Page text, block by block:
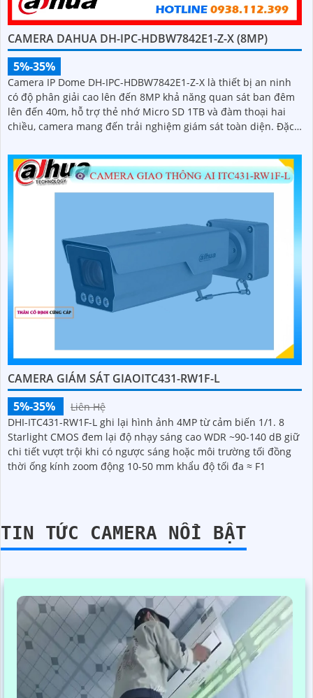
CAMERA DAHUA DH-IPC-HDBW7842E1-Z-X (8MP)
5%-35%
Camera IP Dome DH-IPC-HDBW7842E1-Z-X là thiết bị an ninh
có độ phân giải cao lên đến 8MP khả năng quan sát ban đêm
lên đến 40m, hỗ trợ thẻ nhớ Micro SD 1TB và đàm thoại hai
chiều, camera mang đến trải nghiệm giám sát toàn diện. Đặc
và đếm người giúp nâng cao hiệu quả quản lý và an ninh cho
mọi không gian trong nhà
CAMERA GIÁM SÁT GIAOITC431-RW1F-L
5%-35%
Liên Hệ
DHI-ITC431-RW1F-L ghi lại hình ảnh 4MP từ cảm biến 1/1. 8
Starlight CMOS đem lại độ nhạy sáng cao WDR ~90-140 dB giữ
chi tiết vượt trội khi có ngược sáng hoặc môi trường tối đồng
thời ống kính zoom động 10-50 mm khẩu độ tối đa ≈ F1
TIN TỨC CAMERA NỔI BẬT